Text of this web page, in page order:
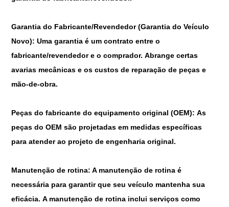
Garantia do Fabricante/Revendedor (Garantia do Veículo
Novo): Uma garantia é um contrato entre o
fabricante/revendedor e o comprador. Abrange certas
avarias mecânicas e os custos de reparação de peças e
mão-de-obra.
Peças do fabricante do equipamento original (OEM): As
peças do OEM são projetadas em medidas específicas
para atender ao projeto de engenharia original.
Manutenção de rotina:A manutenção de rotina é
necessária para garantir que seu veículo mantenha sua
eficácia. A manutenção de rotina inclui serviços como